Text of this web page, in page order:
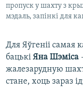
пропуск у шахту з
мэдаль, запінкі для
Для Яўгеніі самая
бацькі Яна Шэміса
жалезарудную
стане, хоць зараз